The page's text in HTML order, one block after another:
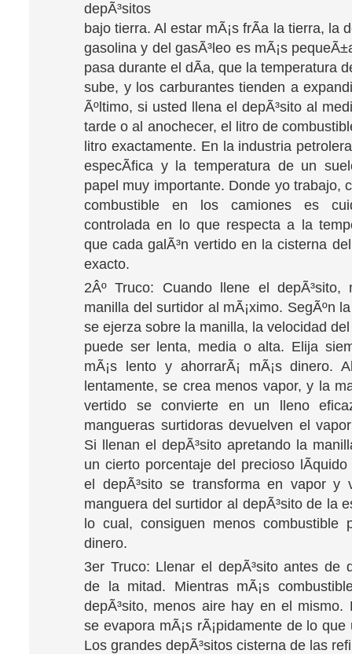
depÃ³sitos
bajo tierra. Al estar mÃ¡s frÃ­a la tierra, la
gasolina y del gasÃ³leo es mÃ¡s
pasa durante el dÃ­a, que la temperatura
sube, y los carburantes tienden a
Ãºltimo, si usted llena el depÃ³sito al
tarde o al anochecer, el litro de
litro exactamente. En la industria
especÃ­fica y la temperatura de un
papel muy importante. Donde yo trabajo,
combustible en los camiones es
controlada en lo que respecta a la
que cada galÃ³n vertido en la cisterna
exacto.
2Âº Truco: Cuando llene el depÃ³sito,
manilla del surtidor al mÃ¡ximo. SegÃºn
se ejerza sobre la manilla, la velocidad
puede ser lenta, media o alta. Elija
mÃ¡s lento y ahorrarÃ¡ mÃ¡s dinero.
lentamente, se crea menos vapor, y la
vertido se convierte en un lleno
mangueras surtidoras devuelven el
Si llenan el depÃ³sito apretando la
un cierto porcentaje del precioso
el depÃ³sito se transforma en vapor y
manguera del surtidor al depÃ³sito de la
lo cual, consiguen menos combustible
dinero.
3er Truco: Llenar el depÃ³sito antes de
de la mitad. Mientras mÃ¡s
depÃ³sito, menos aire hay en el mismo.
se evapora mÃ¡s rÃ¡pidamente de lo
Los grandes depÃ³sitos cisterna de las